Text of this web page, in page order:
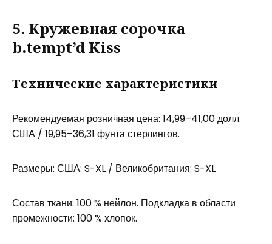
5. Кружевная сорочка
b.tempt’d Kiss
Технические характеристики
Рекомендуемая розничная цена: 14,99–41,00 долл.
США / 19,95–36,31 фунта стерлингов.
Размеры: США: S-XL / Великобритания: S-XL
Состав ткани: 100 % нейлон. Подкладка в области
промежности: 100 % хлопок.